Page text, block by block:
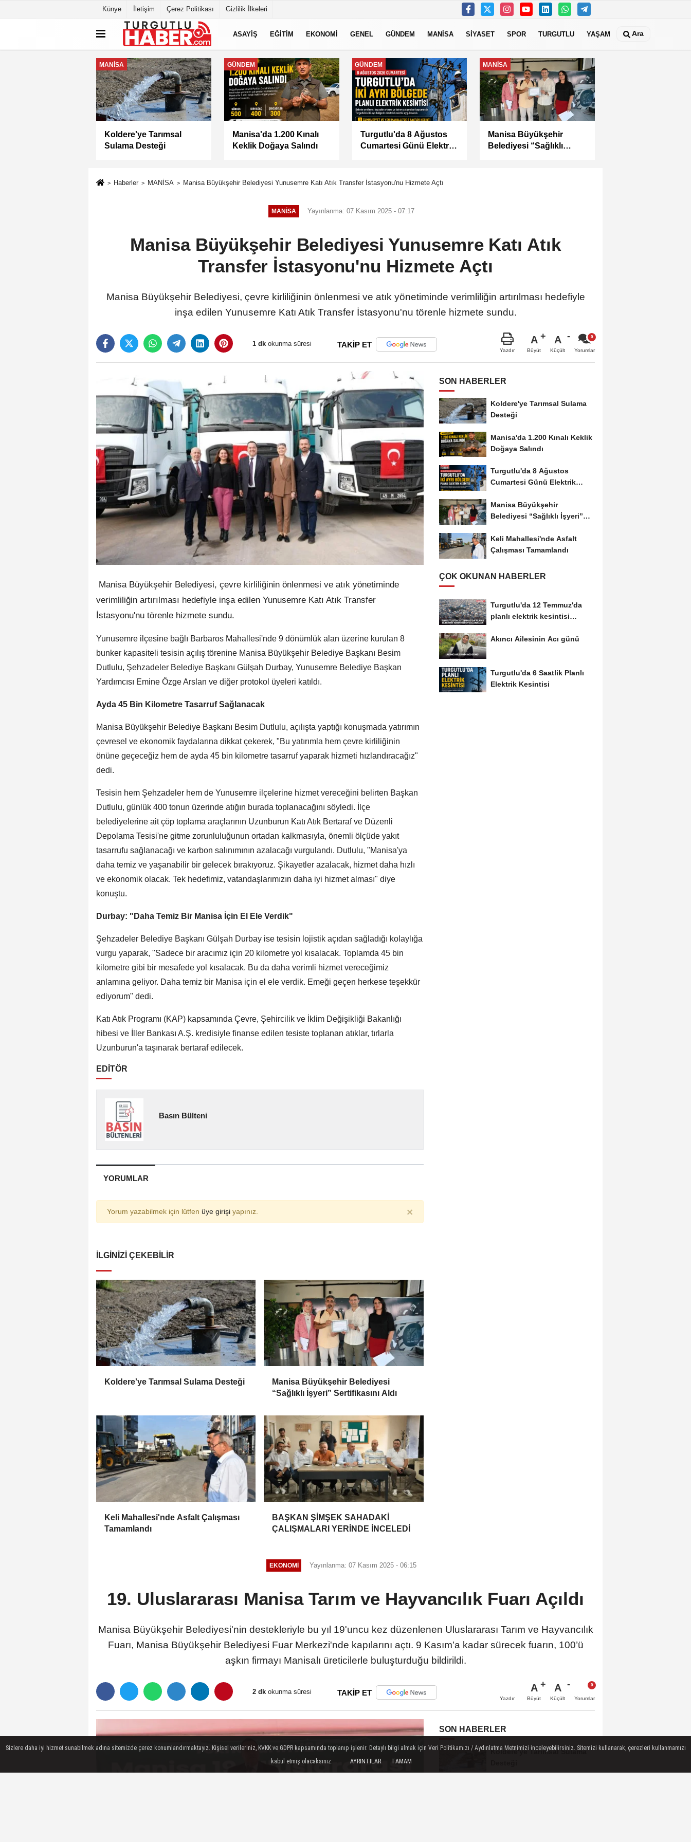
Künye İletişim Çerez Politikası Gizlilik İlkeleri
ASAYİŞ EĞİTİM EKONOMİ GENEL GÜNDEM MANİSA SİYASET SPOR TURGUTLU YAŞAM Ara
MANİSA
Keli Mahallesi'nde Asfalt
Çalışması Tamamlandı
MANİSA
BAŞKAN ŞİMŞEK
SAHADAKİ
MANİSA
KÜÇÜK SANAYİ
SİTESİ'NİN SORUNLARI
MANİSA
Kula Seyitali
Mahallesi’nde Sıcak
Haberler MANİSA Manisa Büyükşehir Belediyesi Yunusemre Katı Atık Transfer İstasyonu'nu Hizmete Açtı
MANİSA Yayınlanma: 07 Kasım 2025 - 07:17
Manisa Büyükşehir Belediyesi Yunusemre Katı Atık
Transfer İstasyonu'nu Hizmete Açtı
Manisa Büyükşehir Belediyesi, çevre kirliliğinin önlenmesi ve atık yönetiminde verimliliğin artırılması hedefiyle
inşa edilen Yunusemre Katı Atık Transfer İstasyonu'nu törenle hizmete sundu.
1 dk okunma süresi TAKİP ET
Yazdır
A
Büyüt
A
Küçült Yorumlar
Manisa Büyükşehir Belediyesi, çevre kirliliğinin önlenmesi ve atık yönetiminde
verimliliğin artırılması hedefiyle inşa edilen Yunusemre Katı Atık Transfer
İstasyonu'nu törenle hizmete sundu.
Yunusemre ilçesine bağlı Barbaros Mahallesi'nde 9 dönümlük alan üzerine kurulan 8
bunker kapasiteli tesisin açılış törenine Manisa Büyükşehir Belediye Başkanı Besim
Dutlulu, Şehzadeler Belediye Başkanı Gülşah Durbay, Yunusemre Belediye Başkan
Yardımcısı Emine Özge Arslan ve diğer protokol üyeleri katıldı.
Ayda 45 Bin Kilometre Tasarruf Sağlanacak
Manisa Büyükşehir Belediye Başkanı Besim Dutlulu, açılışta yaptığı konuşmada yatırımın
çevresel ve ekonomik faydalarına dikkat çekerek, "Bu yatırımla hem çevre kirliliğinin
önüne geçeceğiz hem de ayda 45 bin kilometre tasarruf yaparak hizmeti hızlandıracağız"
dedi.
Tesisin hem Şehzadeler hem de Yunusemre ilçelerine hizmet vereceğini belirten Başkan
Dutlulu, günlük 400 tonun üzerinde atığın burada toplanacağını söyledi. İlçe
belediyelerine ait çöp toplama araçlarının Uzunburun Katı Atık Bertaraf ve Düzenli
Depolama Tesisi'ne gitme zorunluluğunun ortadan kalkmasıyla, önemli ölçüde yakıt
tasarrufu sağlanacağı ve karbon salınımının azalacağı vurgulandı. Dutlulu, "Manisa'ya
daha temiz ve yaşanabilir bir gelecek bırakıyoruz. Şikayetler azalacak, hizmet daha hızlı
ve ekonomik olacak. Tek hedefimiz, vatandaşlarımızın daha iyi hizmet alması" diye
konuştu.
Durbay: "Daha Temiz Bir Manisa İçin El Ele Verdik"
Şehzadeler Belediye Başkanı Gülşah Durbay ise tesisin lojistik açıdan sağladığı kolaylığa
vurgu yaparak, "Sadece bir aracımız için 20 kilometre yol kısalacak. Toplamda 45 bin
kilometre gibi bir mesafede yol kısalacak. Bu da daha verimli hizmet vereceğimiz
anlamına geliyor. Daha temiz bir Manisa için el ele verdik. Emeği geçen herkese teşekkür
ediyorum" dedi.
Katı Atık Programı (KAP) kapsamında Çevre, Şehircilik ve İklim Değişikliği Bakanlığı
hibesi ve İller Bankası A.Ş. kredisiyle finanse edilen tesiste toplanan atıklar, tırlarla
Uzunburun'a taşınarak bertaraf edilecek.
EDİTÖR
Basın Bülteni
YORUMLAR
Yorum yazabilmek için lütfen üye girişi yapınız. ×
İLGINIZI ÇEKEBILIR
Koldere'ye Tarımsal Sulama Desteği
Manisa Büyükşehir Belediyesi
“Sağlıklı İşyeri” Sertifikasını Aldı
Keli Mahallesi'nde Asfalt Çalışması
Tamamlandı
BAŞKAN ŞİMŞEK SAHADAKİ
ÇALIŞMALARI YERİNDE İNCELEDİ
SON HABERLER
Koldere'ye Tarımsal Sulama
Desteği
Manisa'da 1.200 Kınalı Keklik
Doğaya Salındı
Turgutlu'da 8 Ağustos
Cumartesi Günü Elektrik
Manisa Büyükşehir
Belediyesi “Sağlıklı İşyeri”
Keli Mahallesi'nde Asfalt
Çalışması Tamamlandı
ÇOK OKUNAN HABERLER
Turgutlu'da 12 Temmuz'da
planlı elektrik kesintisi
Akıncı Ailesinin Acı günü
Turgutlu'da 6 Saatlik Planlı
Elektrik Kesintisi
EKONOMİ Yayınlanma: 07 Kasım 2025 - 06:15
19. Uluslararası Manisa Tarım ve Hayvancılık Fuarı Açıldı
Manisa Büyükşehir Belediyesi'nin destekleriyle bu yıl 19'uncu kez düzenlenen Uluslararası Tarım ve Hayvancılık
Fuarı, Manisa Büyükşehir Belediyesi Fuar Merkezi'nde kapılarını açtı. 9 Kasım’a kadar sürecek fuarın, 100’ü
aşkın firmayı Manisalı üreticilerle buluşturduğu bildirildi.
2 dk okunma süresi TAKİP ET
Yazdır
A
Büyüt
A
Küçült Yorumlar
SON HABERLER
Koldere'ye Tarımsal Sulama
Sizlere daha iyi hizmet sunabilmek adına sitemizde çerez konumlandırmaktayız. Kişisel verileriniz, KVKK ve GDPR kapsamında toplanıp işlenir. Detaylı bilgi almak için Veri Politikamızı / Aydınlatma Metnimizi inceleyebilirsiniz. Sitemizi kullanarak, çerezleri kullanmamızı
kabul etmiş olacaksınız.
AYRINTILAR TAMAM